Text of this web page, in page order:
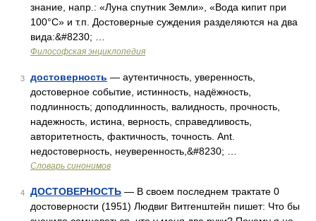
знание, напр.: «Луна спутник Земли», «Вода кипит при
100°С» и т.п. Достоверные суждения разделяются на два
вида:&#8230; …
Философская энциклопедия
3 достоверность — аутентичность, уверенность,
достоверное событие, истинность, надёжность,
подлинность; доподлинность, валидность, прочность,
надежность, истина, верность, справедливость,
авторитетность, фактичность, точность. Ant.
недостоверность, неуверенность,&#8230; …
Словарь синонимов
4 ДОСТОВЕРНОСТЬ — В своем последнем трактате 0
достоверности (1951) Людвиг Витгенштейн пишет: Что бы